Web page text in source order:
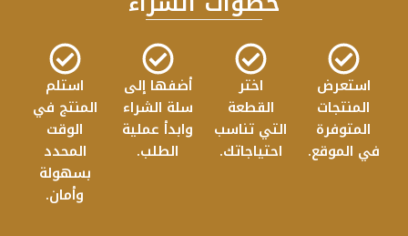
استعرض
المنتجات
المتوفرة
في الموقع.
اختر
القطعة
التي تناسب
احتياجاتك.
أضفها إلى
سلة الشراء
وابدأ عملية
الطلب.
استلم
المنتج في
الوقت
المحدد
بسهولة
وأمان.